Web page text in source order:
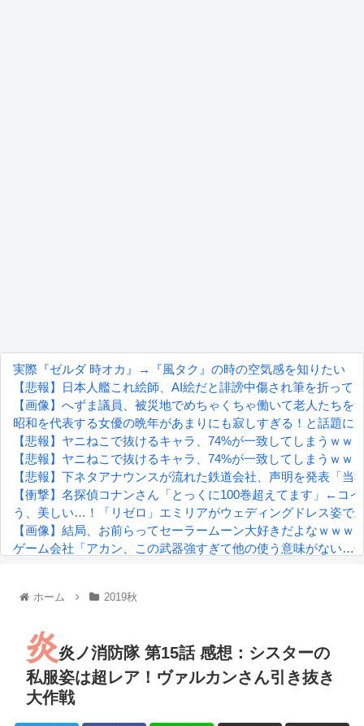
実際『ゼルダ 時オカ』→『風タク』の時の空気感を知りたい
【悲報】日本人艦これ絵師、AI絵だと誹謗中傷され筆を折って
【画像】へずま議員、被災地でめちゃくちゃ働いて老人たち
昭和を代表する女優の晩年があまりにも寂しすぎる！と話題
【悲報】ヤニねこで抜けるキャラ、74%が一致してしまうｗｗ
【悲報】ヤニねこで抜けるキャラ、74%が一致してしまうｗｗ
【悲報】下ネタアナウンスが流れた鉄道会社、声明を発表「当
【衝撃】名探偵コナンさん「とっくに100巻超えてます」←コ
う、美しい…！「リゼロ」エミリアがウェディングドレス姿で
【画像】結局、お前らってセーラームーン大好きだよなｗｗｗ
ゲーム会社「アカン、この武器強すぎて他の使う意味がない…
『進撃の巨人』で一番面白いところってｗｗｗｗｗ
るろうに剣心 -明治剣客浪漫譚- 京都動乱 第33話の感想
同盟、帝国、フェザーン。生まれるなら何処がいいか問題！
ホーム 2019秋
炎炎ノ消防隊 第15話 感想：シスターの
私服姿は超レア！ヴァルカンさん引き抜き
大作戦